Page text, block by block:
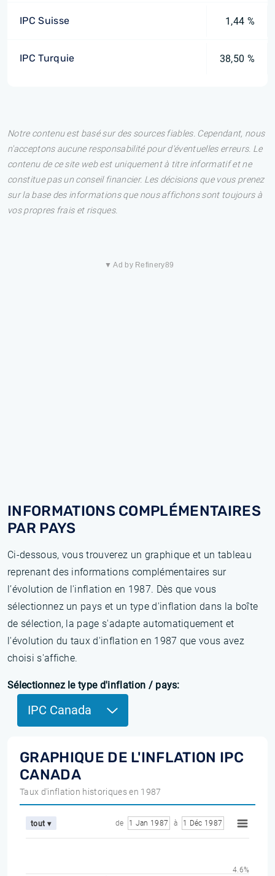
IPC Suisse 1,44 %
IPC Turquie 38,50 %
Notre contenu est basé sur des sources fiables. Cependant, nous
n'acceptons aucune responsabilité pour d'éventuelles erreurs. Le
contenu de ce site web est uniquement à titre informatif et ne
constitue pas un conseil financier. Les décisions que vous prenez
sur la base des informations que nous affichons sont toujours à
vos propres frais et risques.
▼ Ad by Refinery89
INFORMATIONS COMPLÉMENTAIRES
PAR PAYS
Ci-dessous, vous trouverez un graphique et un tableau
reprenant des informations complémentaires sur
l’évolution de l'inflation en 1987. Dès que vous
sélectionnez un pays et un type d'inflation dans la boîte
de sélection, la page s'adapte automatiquement et
l'évolution du taux d'inflation en 1987 que vous avez
choisi s'affiche.
Sélectionnez le type d'inflation / pays:
IPC Canada
GRAPHIQUE DE L'INFLATION IPC
CANADA
Taux d'inflation historiques en 1987
tout ▾ de 1 Jan 1987 à 1 Déc 1987
4.6%